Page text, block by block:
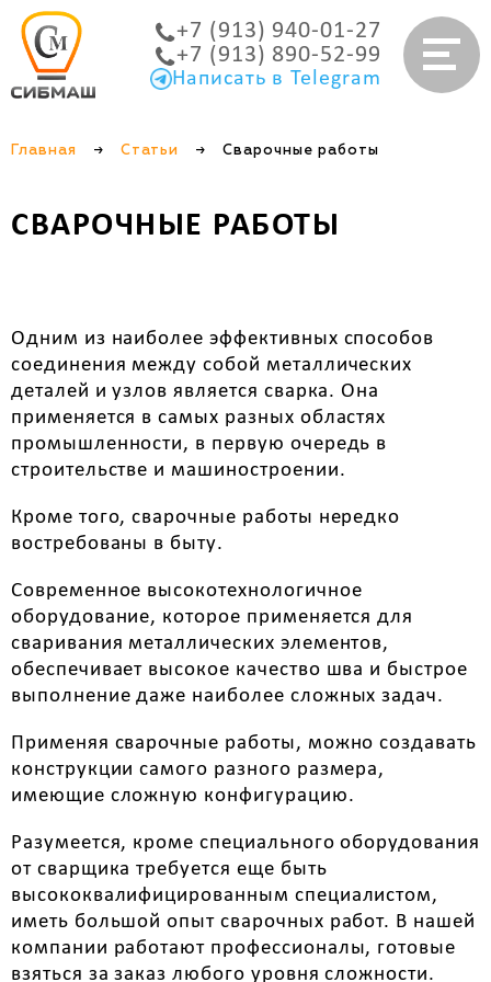
+7 (913) 940-01-27
+7 (913) 890-52-99
Написать в Telegram
Главная → Статьи → Сварочные работы
СВАРОЧНЫЕ РАБОТЫ
Одним из наиболее эффективных способов
соединения между собой металлических
деталей и узлов является сварка. Она
применяется в самых разных областях
промышленности, в первую очередь в
строительстве и машиностроении.
Кроме того, сварочные работы нередко
востребованы в быту.
Современное высокотехнологичное
оборудование, которое применяется для
сваривания металлических элементов,
обеспечивает высокое качество шва и быстрое
выполнение даже наиболее сложных задач.
Применяя сварочные работы, можно создавать
конструкции самого разного размера,
имеющие сложную конфигурацию.
Разумеется, кроме специального оборудования
от сварщика требуется еще быть
высококвалифицированным специалистом,
иметь большой опыт сварочных работ. В нашей
компании работают профессионалы, готовые
взяться за заказ любого уровня сложности.